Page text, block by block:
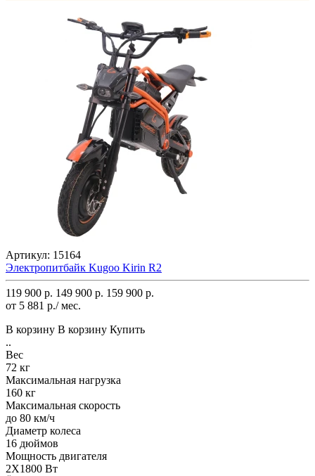
Артикул: 15164
Электропитбайк Kugoo Kirin R2
119 900 р. 149 900 р. 159 900 р.
от 5 881 р./ мес.
В корзину В корзину Купить
..
Вес
72 кг
Максимальная нагрузка
160 кг
Максимальная скорость
до 80 км/ч
Диаметр колеса
16 дюймов
Мощность двигателя
2Х1800 Вт